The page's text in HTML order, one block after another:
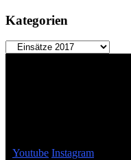
Kategorien
Kategorien
Youtube Instagram